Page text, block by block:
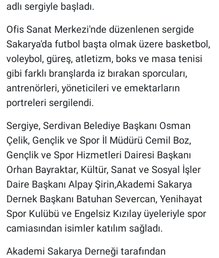
adlı sergiyle başladı.
Ofis Sanat Merkezi'nde düzenlenen sergide
Sakarya'da futbol başta olmak üzere basketbol,
voleybol, güreş, atletizm, boks ve masa tenisi
gibi farklı branşlarda iz bırakan sporcuları,
antrenörleri, yöneticileri ve emektarların
portreleri sergilendi.
Sergiye, Serdivan Belediye Başkanı Osman
Çelik, Gençlik ve Spor İl Müdürü Cemil Boz,
Gençlik ve Spor Hizmetleri Dairesi Başkanı
Orhan Bayraktar, Kültür, Sanat ve Sosyal İşler
Daire Başkanı Alpay Şirin,Akademi Sakarya
Dernek Başkanı Batuhan Severcan, Yenihayat
Spor Kulübü ve Engelsiz Kızılay üyeleriyle spor
camiasından isimler katılım sağladı.
Akademi Sakarya Derneği tarafından